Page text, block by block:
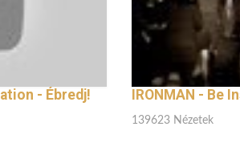
- Ébredj! IRONMAN - Be
139623 Nézetek